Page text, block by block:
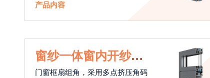
产品内容
窗纱一体窗内开纱外
开系统
门窗框扇组角，采用多点挤压角码